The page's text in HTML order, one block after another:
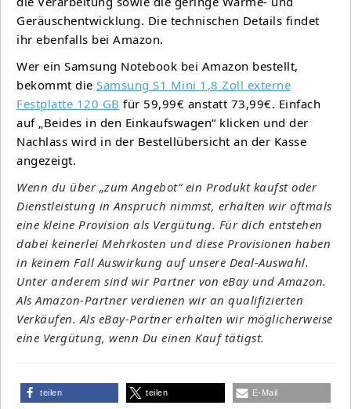
Geräuschentwicklung. Die technischen Details findet
ihr ebenfalls bei Amazon.
Wer ein Samsung Notebook bei Amazon bestellt,
bekommt die Samsung S1 Mini 1,8 Zoll externe
Festplatte 120 GB für 59,99€ anstatt 73,99€. Einfach
auf „Beides in den Einkaufswagen“ klicken und der
Nachlass wird in der Bestellübersicht an der Kasse
angezeigt.
Wenn du über „zum Angebot“ ein Produkt kaufst oder
Dienstleistung in Anspruch nimmst, erhalten wir oftmals
eine kleine Provision als Vergütung. Für dich entstehen
dabei keinerlei Mehrkosten und diese Provisionen haben
in keinem Fall Auswirkung auf unsere Deal-Auswahl.
Unter anderem sind wir Partner von eBay und Amazon.
Als Amazon-Partner verdienen wir an qualifizierten
Verkäufen. Als eBay-Partner erhalten wir möglicherweise
eine Vergütung, wenn Du einen Kauf tätigst.
teilen teilen E-Mail